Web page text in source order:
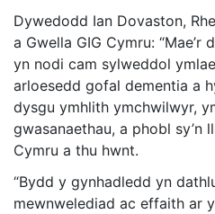
Dywedodd Ian Dovaston,
a Gwella GIG Cymru:
yn nodi cam sylweddol
arloesedd gofal dementia a
dysgu ymhlith ymchwilwyr,
gwasanaethau, a phobl sy’n
Cymru a thu hwnt.
“Bydd y gynhadledd yn
mewnwelediad ac effaith ar